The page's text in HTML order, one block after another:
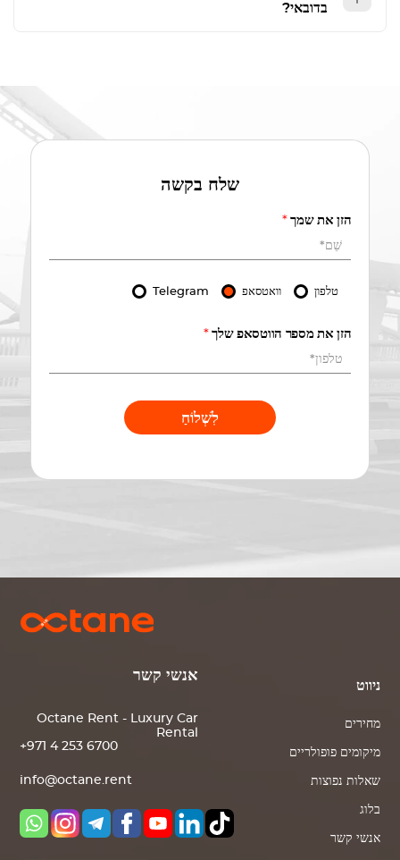
בדובאי?
שלח בקשה
הזן את שמך*
טלפון וואטסאפ Telegram
הזן את מספר הווטסאפ שלך*
לִשְׁלוֹחַ
אנשי קשר
Octane Rent - Luxury Car
Rental
+971 4 253 6700
info@octane.rent
ניווט
מחירים
מיקומים פופולריים
שאלות נפוצות
בלוג
אנשי קשר